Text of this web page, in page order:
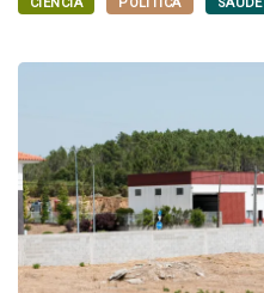
CIÊNCIA POLÍTICA SAÚDE